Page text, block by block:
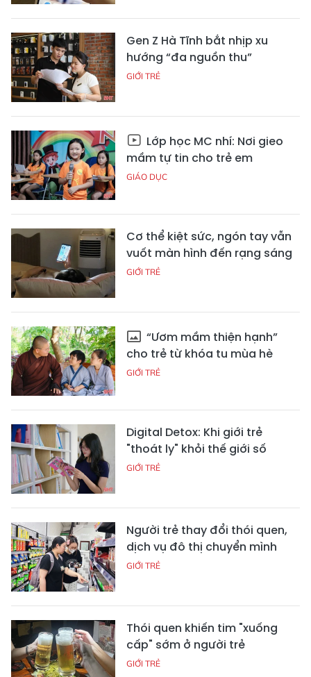
Gen Z Hà Tĩnh bắt nhịp xu
hướng “đa nguồn thu”
GIỚI TRẺ
Lớp học MC nhí: Nơi gieo
mầm tự tin cho trẻ em
GIÁO DỤC
Cơ thể kiệt sức, ngón tay vẫn
vuốt màn hình đến rạng sáng
GIỚI TRẺ
“Ươm mầm thiện hạnh”
cho trẻ từ khóa tu mùa hè
GIỚI TRẺ
Digital Detox: Khi giới trẻ
"thoát ly" khỏi thế giới số
GIỚI TRẺ
Người trẻ thay đổi thói quen,
dịch vụ đô thị chuyển mình
GIỚI TRẺ
Thói quen khiến tim "xuống
cấp" sớm ở người trẻ
GIỚI TRẺ